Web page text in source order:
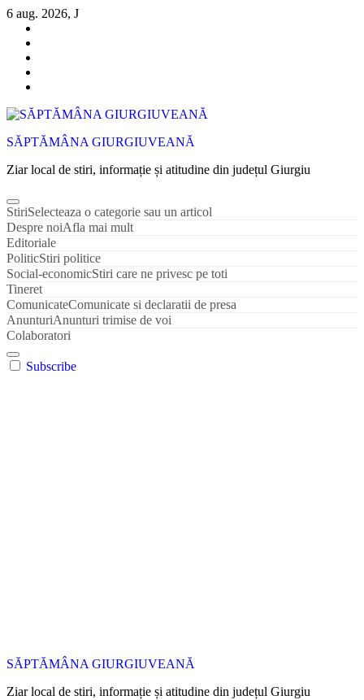
Sari
conținut
6 aug. 2026, J
SĂPTĂMÂNA GIURGIUVEANĂ
Ziar local de stiri, informație și atitudine din județul Giurgiu
StiriSelecteaza o categorie sau un articol
Despre noiAfla mai mult
Editoriale
PoliticStiri politice
Social-economicStiri care ne privesc pe toti
Tineret
ComunicateComunicate si declaratii de presa
AnunturiAnunturi trimise de voi
Colaboratori
Subscribe
SĂPTĂMÂNA GIURGIUVEANĂ
Ziar local de stiri, informație și atitudine din județul Giurgiu